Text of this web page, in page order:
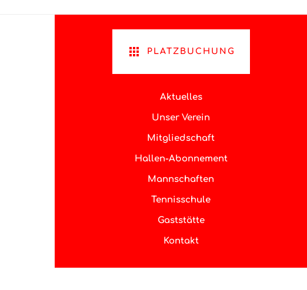
PLATZBUCHUNG
Aktuelles
Unser Verein
Mitgliedschaft
Hallen-Abonnement
Mannschaften
Tennisschule
Gaststätte
Kontakt